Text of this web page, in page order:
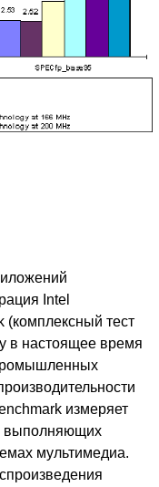
Intel
(комплексный тест
в настоящее время
измеряет
выполняющих
мультимедиа.